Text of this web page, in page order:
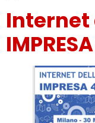
Internet